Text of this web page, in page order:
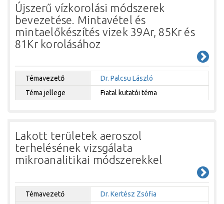
Újszerű vízkorolási módszerek
bevezetése. Mintavétel és
mintaelőkészítés vizek 39Ar, 85Kr és
81Kr korolásához
Témavezető
Dr. Palcsu László
Téma jellege
Fiatal kutatói téma
Lakott területek aeroszol
terhelésének vizsgálata
mikroanalitikai módszerekkel
Témavezető
Dr. Kertész Zsófia